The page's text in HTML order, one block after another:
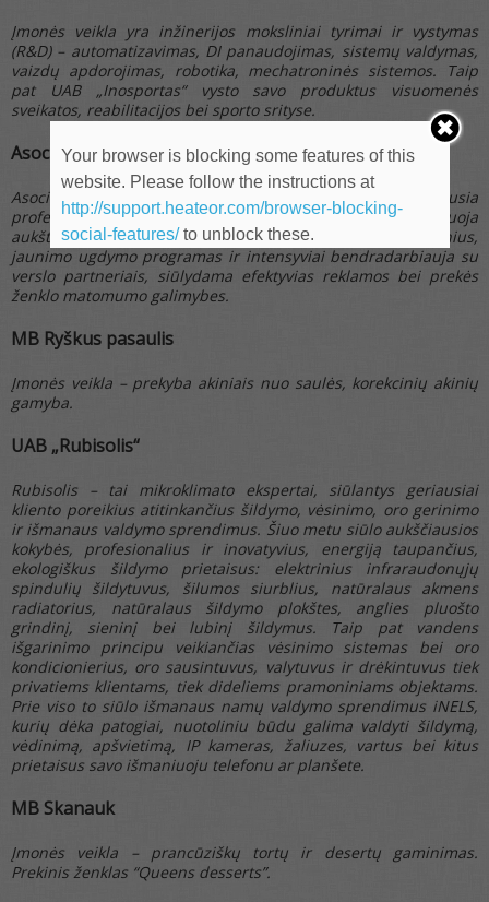
Įmonės veikla yra inžinerijos moksliniai tyrimai ir vystymas
(R&D) – automatizavimas, DI panaudojimas, sistemų valdymas,
vaizdų apdorojimas, robotika, mechatroninės sistemos. Taip
pat
UAB „Inosportas“ vysto savo produktus visuomenės
sveikatos, reabilitacijos bei sporto srityse.
Asociacija Regionų krepšinio lyga
Asociacija Regionų krepšinio lyga (RKL) yra d
idžiausia
profesionali jaunimo krepšinio lyga Lietuvoje. Organizuoja
aukšto lygio nacionalinius ir tarptautinius krepšinio renginius,
jaunimo ugdymo programas ir intensyviai bendradarbiauja su
verslo partneriais, siūlydama efektyvias reklamos bei prekės
ženklo matomumo galimybes.
MB Ryškus pasaulis
Įmonės veikla – prekyba akiniais nuo saulės, korekcinių akinių
gamyba.
UAB „Rubisolis“
Rubisolis – tai mikroklimato ekspertai, siūlantys geriausiai
kliento poreikius atitinkančius šildymo, vėsinimo, oro gerinimo
ir išmanaus valdymo sprendimus. Šiuo metu siūlo aukščiausios
kokybės, profesionalius ir inovatyvius, energiją taupančius,
ekologiškus šildymo prietaisus: elektrinius infraraudonųjų
spindulių šildytuvus, šilumos siurblius, natūralaus akmens
radiatorius, natūralaus šildymo plokštes, anglies pluošto
grindinį, sieninį bei lubinį šildymus. Taip pat vandens
išgarinimo principu veikiančias vėsinimo sistemas bei oro
kondicionierius, oro sausintuvus, valytuvus ir drėkintuvus tiek
privatiems klientams, tiek dideliems pramoniniams objektams.
Prie viso to siūlo išmanaus namų valdymo sprendimus iNELS,
kurių dėka patogiai, nuotoliniu būdu galima valdyti šildymą,
vėdinimą, apšvietimą, IP kameras, žaliuzes, vartus bei kitus
prietaisus savo išmaniuoju telefonu ar planšete.
MB Skanauk
Įmonės veikla – prancūziškų tortų ir desertų gaminimas.
Prekinis ženklas “Queens desserts”.
Your browser is blocking some features of this
website. Please follow the instructions at
http://support.heateor.com/browser-blocking-
social-features/to unblock these.